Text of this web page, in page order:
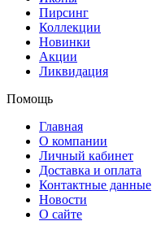
Пирсинг
Коллекции
Новинки
Акции
Ликвидация
Помощь
Главная
О компании
Личный кабинет
Доставка и оплата
Контактные данные
Новости
О сайте